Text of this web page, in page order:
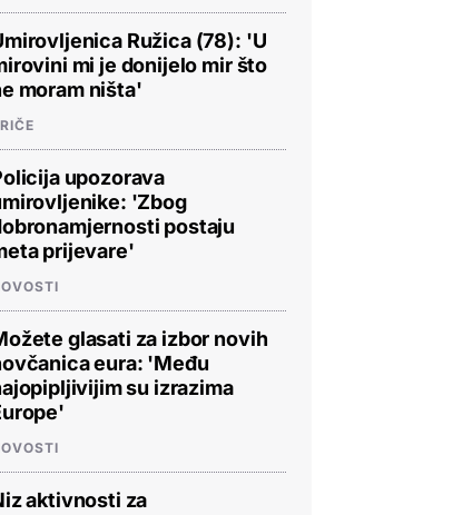
Ružica (78): 'U
mi je donijelo mir što
moram ništa'
upozorava
'Zbog
postaju
prijevare'
glasati za izbor novih
eura: 'Među
su izrazima
aktivnosti za